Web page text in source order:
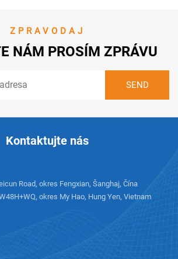
ZPRAVODAJ
NÁM PROSÍM ZPRÁVU
Kontaktujte nás
Road, okres Fengxian, Šanghaj, Čína
okres My Hao, Hung Yen, Vietnam